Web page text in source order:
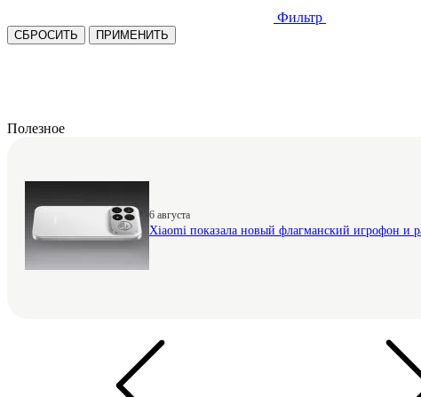
Фильтр
СБРОСИТЬ ПРИМЕНИТЬ
Полезное
6 августа
Xiaomi показала новый флагманский игрофон и